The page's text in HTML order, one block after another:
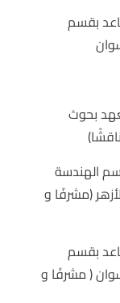
بقسم
بحوث
الهندسة
(مشرفًا و
بقسم
( مشرفًا و